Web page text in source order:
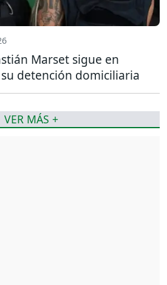
Marset sigue en
detención domiciliaria
VER MÁS +